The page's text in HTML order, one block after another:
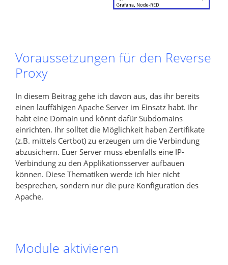
Voraussetzungen für den Reverse
Proxy
In diesem Beitrag gehe ich davon aus, das ihr bereits
einen lauffähigen Apache Server im Einsatz habt. Ihr
habt eine Domain und könnt dafür Subdomains
einrichten. Ihr solltet die Möglichkeit haben Zertifikate
(z.B. mittels Certbot) zu erzeugen um die Verbindung
abzusichern. Euer Server muss ebenfalls eine IP-
Verbindung zu den Applikationsserver aufbauen
können. Diese Thematiken werde ich hier nicht
besprechen, sondern nur die pure Konfiguration des
Apache.
Module aktivieren